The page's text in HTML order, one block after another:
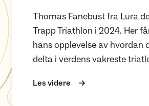
Thomas Fanebust fra Lura
Trapp Triathlon i 2024. Her
hans opplevelse av hvordan
delta i verdens vakreste
Les videre